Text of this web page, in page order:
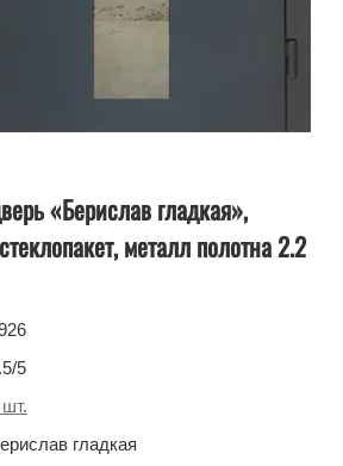
«Берислав гладкая»,
металл полотна 2.2
/5
шт.
гладкая